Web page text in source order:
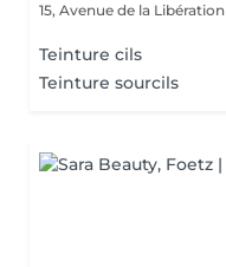
15, Avenue de la Libération
Teinture cils
Teinture sourcils